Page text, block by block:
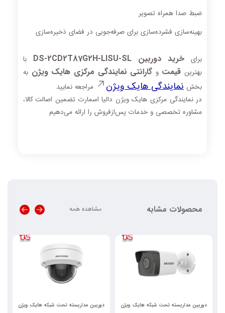
ضبط صدا همراه تصویر
بهینه‌سازی فشرده‌سازی برای صرفه‌جویی در فضای ذخیره‌سازی
برای خرید دوربین DS‑2CD2T87G2H‑LISU‑SL
با
بهترین قیمت و گارانتی نمایندگی مرکزی هایک ویژن به
بخش نمایندگی هایک ویژن
مراجعه نمایید
در نمایندگی مرکزی هایک ویژن دالیا اسمارت تضمین اصالت کالا،
مشاوره تخصصی و خدمات پس‌ازفروش را ارائه می‌دهیم
محصولات مشابه مشاهده همه
دوربین مداربسته تحت شبکه هایک ویژن
دوربین مداربسته تحت شبکه هایک ویژن